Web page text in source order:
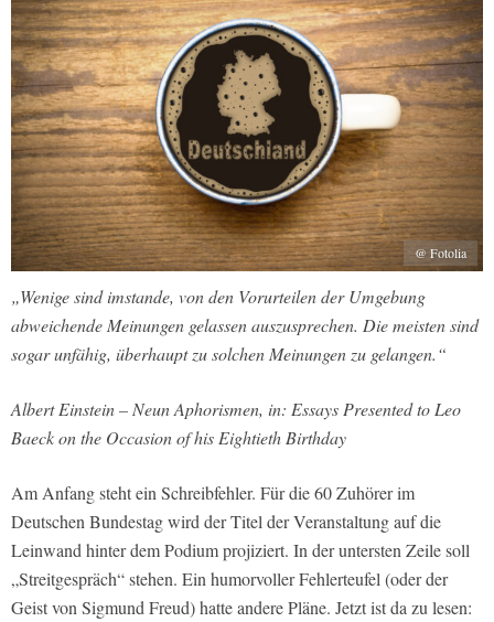
@ Fotolia
„Wenige sind imstande, von den Vorurteilen der Umgebung
abweichende Meinungen gelassen auszusprechen. Die meisten sind
sogar unfähig, überhaupt zu solchen Meinungen zu gelangen.“
Albert Einstein – Neun Aphorismen, in: Essays Presented to Leo
Baeckon the Occasion of his Eightieth Birthday
Am Anfang steht ein Schreibfehler. Für die 60 Zuhörer im
Deutschen Bundestag wird der Titel der Veranstaltung auf die
Leinwand hinter dem Podium projiziert. In der untersten Zeile soll
„Streitgespräch“ stehen. Ein humorvoller Fehlerteufel (oder der
Geist von Sigmund Freud) hatte andere Pläne. Jetzt ist da zu lesen: